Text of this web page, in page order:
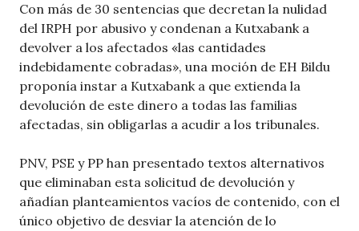
Con más de 30 sentencias que decretan la nulidad
del IRPH por abusivo y condenan a Kutxabank a
devolver a los afectados «las cantidades
indebidamente cobradas», una moción de EH Bildu
proponía instar a Kutxabank a que extienda la
devolución de este dinero a todas las familias
afectadas, sin obligarlas a acudir a los tribunales.
PNV, PSE y PP han presentado textos alternativos
que eliminaban esta solicitud de devolución y
añadían planteamientos vacíos de contenido, con el
único objetivo de desviar la atención de lo